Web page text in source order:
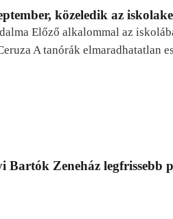
közeledik az
Előző alkalommal az
A tanórák elmaradhatatlan
Bartók Zeneház legfrissebb